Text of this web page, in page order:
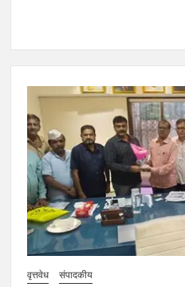
वृत्तवेध संपादकीय